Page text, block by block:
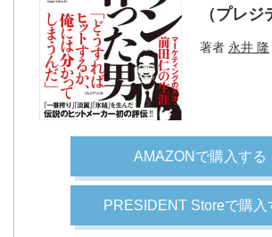
（プレジ
著者 永井 隆
AMAZONで購入する
PRESIDENT Storeで購入